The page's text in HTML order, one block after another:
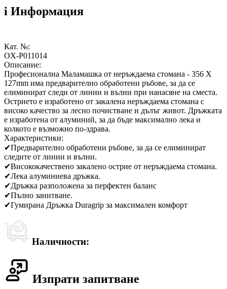
i Информация
Кат. №:
OX-P011014
Описание:
Професионална Маламашка от неръждаема стомана - 356 X
127mm има предварително обработени ръбове, за да се
елиминират следи от линии и вълни при нанасяне на сместа.
Острието е изработено от закалена неръждаема стомана с
високо качество за лесно почистване и дълъг живот. Дръжката
е изработена от алуминий, за да бъде максимално лека и
колкото е възможно по-здрава.
Характеристики:
✔Предварително обработени ръбове, за да се елиминират
следите от линии и вълни.
✔Висококачествено закалено острие от неръждаема стомана.
✔Лека алуминиева дръжка.
✔Дръжка разположена за перфектен баланс
✔Пълно занитване.
✔Гумирана Дръжка Duragrip за максимален комфорт
Наличности:
Изпрати запитване